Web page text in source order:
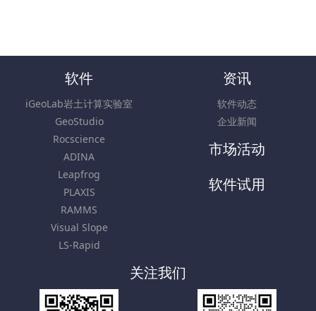
软件
iGeoLab岩土计算实验室
GeoStudio
Rocscience
ADINA
Leapfrog
PLAXIS
RAMMS
Visual Slope
LS-Rapid
资讯
软件动态
企业新闻
市场活动
软件试用
关注我们